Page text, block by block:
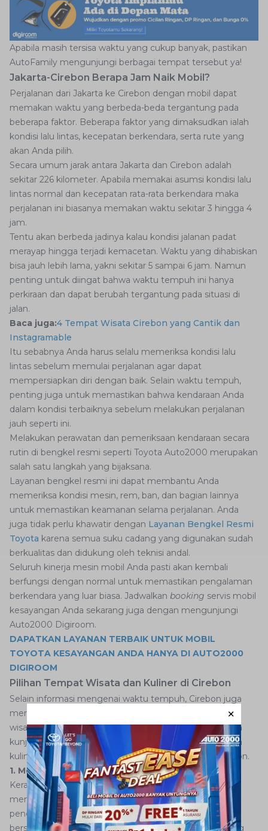
Apabila masih tersisa waktu yang cukup banyak, pastikan
AutoFamily mengunjungi berbagai tempat tersebut ya!
Jakarta-Cirebon Berapa Jam Naik Mobil?
Perjalanan dari Jakarta ke Cirebon dengan mobil dapat
memakan waktu yang berbeda-beda tergantung pada
beberapa faktor. Beberapa faktor yang dimaksudkan ialah
kondisi lalu lintas, kecepatan berkendara, serta rute yang
akan Anda pilih.
Secara umum jarak antara Jakarta dan Cirebon adalah
sekitar 226 kilometer. Apabila memakai asumsi kondisi lalu
lintas normal dan kecepatan rata-rata berkendara maka
perjalanan ini biasanya memakan waktu sekitar 3 hingga 4
jam.
Tentu akan berbeda jadinya kalau kondisi jalanan padat
merayap hingga terjadi kemacetan. Waktu yang dihabiskan
bisa jauh lebih lama, yakni sekitar 5 sampai 6 jam. Namun
penting untuk diingat bahwa waktu tempuh ini hanya
perkiraan dan dapat berubah tergantung pada situasi di
jalan.
Baca juga:4 Tempat Wisata Cirebon yang Cantik dan
Instagramable
Itu sebabnya Anda harus selalu memeriksa kondisi lalu
lintas sebelum memulai perjalanan agar dapat
mempersiapkan diri dengan baik. Selain waktu tempuh,
penting juga untuk memastikan bahwa kendaraan Anda
dalam kondisi terbaiknya sebelum melakukan perjalanan
jauh seperti ini.
Melakukan perawatan dan pemeriksaan kendaraan secara
rutin di bengkel resmi seperti Toyota Auto2000 merupakan
salah satu langkah yang bijaksana.
Layanan bengkel resmi ini dapat membantu Anda
memeriksa kondisi mesin, rem, ban, dan bagian lainnya
untuk memastikan keamanan selama perjalanan. Anda
juga tidak perlu khawatir dengan Layanan Bengkel Resmi
Toyota karena semua suku cadang yang digunakan sudah
berkualitas dan didukung oleh teknisi andal.
Seluruh kinerja mesin mobil Anda pasti akan kembali
berfungsi dengan normal untuk memastikan pengalaman
berkendara yang luar biasa. Jadwalkan booking servis mobil
kesayangan Anda sekarang juga dengan mengunjungi
Auto2000 Digiroom.
DAPATKAN LAYANAN TERBAIK UNTUK MOBIL
TOYOTA KESAYANGAN ANDA HANYA DI AUTO2000
DIGIROOM
Pilihan Tempat Wisata dan Kuliner di Cirebon
Selain informasi mengenai waktu tempuh, Cirebon juga
merupakan kota yang menawarkan berbagai tempat
wisata menarik dan kuliner lezat yang patut untuk Anda
kunjungi. Berikut ini beberapa pilihan tempat wisata dan
kuliner yang dapat Anda eksplorasi saat berada di Cirebon.
1. Menjelajahi Keraton Kasepuhan
Keraton Kasepuhan adalah sebuah istana kerajaan yang
memiliki nilai sejarah tinggi. Di dalam kompleks keraton,
pengunjung dapat menjelajahi berbagai bangunan
bersejarah, seperti pendopo, paviliun, dan museum yang